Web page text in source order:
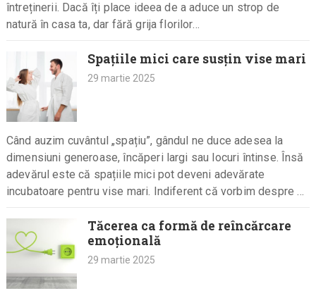
întreținerii. Dacă îți place ideea de a aduce un strop de
natură în casa ta, dar fără grija florilor…
Spațiile mici care susțin vise mari
29 martie 2025
Când auzim cuvântul „spațiu”, gândul ne duce adesea la
dimensiuni generoase, încăperi largi sau locuri întinse. Însă
adevărul este că spațiile mici pot deveni adevărate
incubatoare pentru vise mari. Indiferent că vorbim despre un
Tăcerea ca formă de reîncărcare
emoțională
29 martie 2025